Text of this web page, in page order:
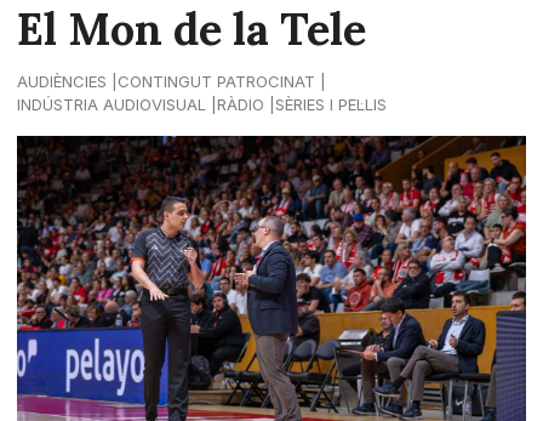
El Mon de la Tele
AUDIÈNCIES
CONTINGUT PATROCINAT
INDÚSTRIA AUDIOVISUAL
RÀDIO SÈRIES I PEL·LIS